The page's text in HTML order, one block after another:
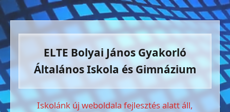
ELTE Bolyai János Gyakorló
Általános Iskola és Gimnázium
Iskolánk új weboldala fejlesztés alatt áll,